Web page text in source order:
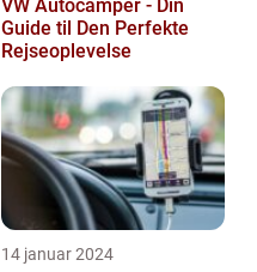
VW Autocamper - Din
Guide til Den Perfekte
Rejseoplevelse
14 januar 2024